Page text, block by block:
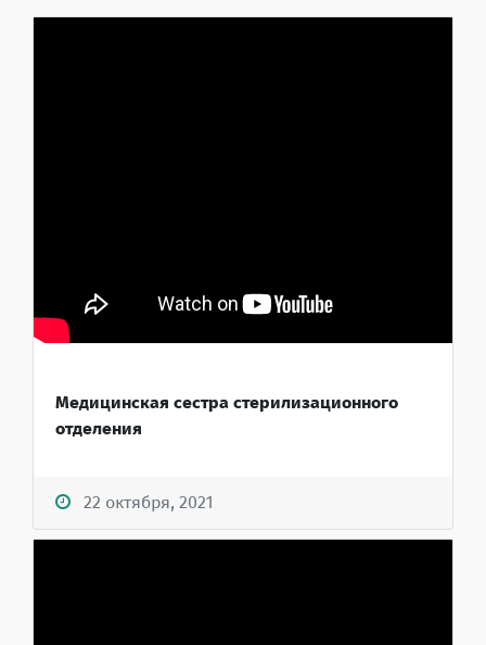
Медицинская сестра стерилизационного
отделения
22 октября, 2021